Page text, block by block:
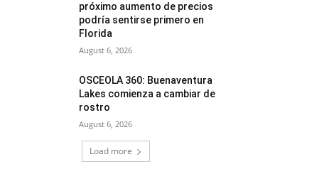
próximo aumento de precios
podría sentirse primero en
Florida
August 6, 2026
OSCEOLA 360: Buenaventura
Lakes comienza a cambiar de
rostro
August 6, 2026
Load more